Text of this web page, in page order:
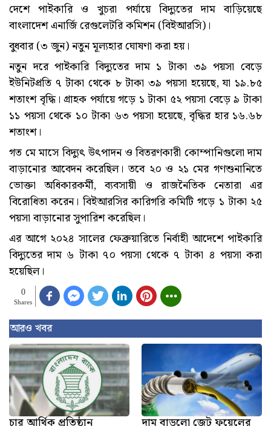
দেশে পাইকারি ও খুচরা পর্যায়ে বিদ্যুতের দাম বাড়িয়েছে
বাংলাদেশ এনার্জি রেগুলেটরি কমিশন (বিইআরসি)।
বুধবার (৩ জুন) নতুন মূল্যহার ঘোষণা করা হয়।
নতুন দরে পাইকারি বিদ্যুতের দাম ১ টাকা ৩৯ পয়সা বেড়ে
ইউনিটপ্রতি ৭ টাকা থেকে ৮ টাকা ৩৯ পয়সা হয়েছে, যা ১৯.৮৫
শতাংশ বৃদ্ধি। গ্রাহক পর্যায়ে গড়ে ১ টাকা ৫২ পয়সা বেড়ে ৯ টাকা
১১ পয়সা থেকে ১০ টাকা ৬৩ পয়সা হয়েছে, বৃদ্ধির হার ১৬.৬৮
শতাংশ।
গত মে মাসে বিদ্যুৎ উৎপাদন ও বিতরণকারী কোম্পানিগুলো দাম
বাড়ানোর আবেদন করেছিল। তবে ২০ ও ২১ মের গণশুনানিতে
ভোক্তা অধিকারকর্মী, ব্যবসায়ী ও রাজনৈতিক নেতারা এর
বিরোধিতা করেন। বিইআরসির কারিগরি কমিটি গড়ে ১ টাকা ২৫
পয়সা বাড়ানোর সুপারিশ করেছিল।
এর আগে ২০২৪ সালের ফেব্রুয়ারিতে নির্বাহী আদেশে পাইকারি
বিদ্যুতের দাম ৬ টাকা ৭০ পয়সা থেকে ৭ টাকা ৪ পয়সা করা
হয়েছিল।
0
Shares
আরও খবর